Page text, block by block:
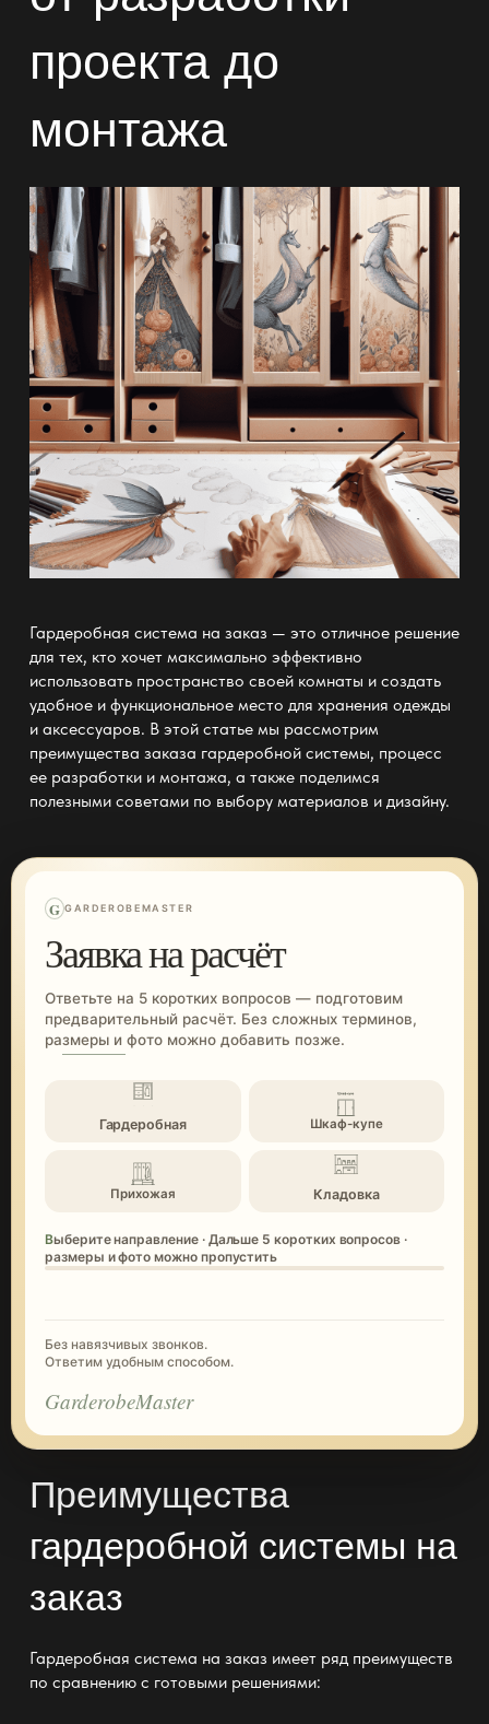
проекта до
монтажа
Гардеробная система на заказ — это отличное решение
для тех, кто хочет максимально эффективно
использовать пространство своей комнаты и создать
удобное и функциональное место для хранения одежды
и аксессуаров. В этой статье мы рассмотрим
преимущества заказа гардеробной системы, процесс
ее разработки и монтажа, а также поделимся
полезными советами по выбору материалов и дизайну.
G GARDEROBEMASTER
Заявка на расчёт
Ответьте на 5 коротких вопросов — подготовим
предварительный расчёт. Без сложных терминов,
размеры и фото можно добавить позже.
Гардеробная Шкаф-купе
Прихожая Кладовка
Выберите направление · Дальше 5 коротких вопросов ·
размеры и фото можно пропустить
Без навязчивых звонков.
Ответим удобным способом.
GarderobeMaster
Преимущества
гардеробной системы на
заказ
Гардеробная система на заказ имеет ряд преимуществ
по сравнению с готовыми решениями: